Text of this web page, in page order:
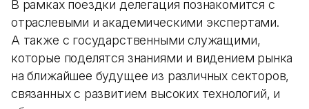
В рамках поездки делегация познакомится с
отраслевыми и академическими экспертами.
А также с государственными служащими,
которые поделятся знаниями и видением рынка
на ближайшее будущее из различных секторов,
связанных с развитием высоких технологий, и